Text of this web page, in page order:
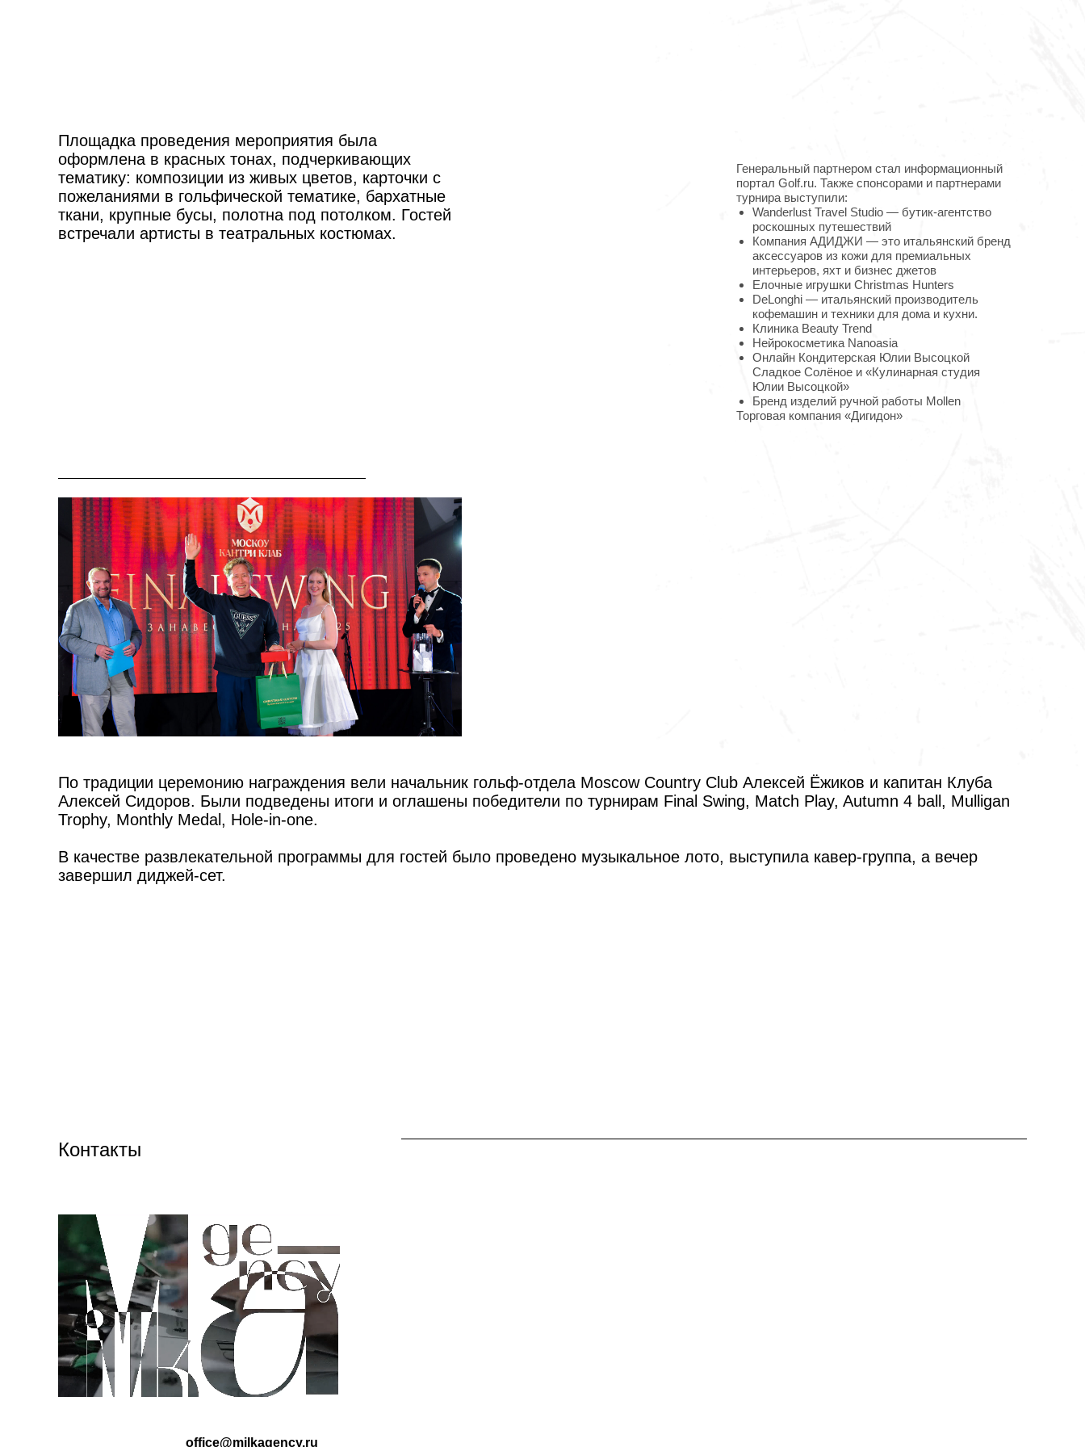
Площадка проведения мероприятия была
оформлена в красных тонах, подчеркивающих
тематику: композиции из живых цветов, карточки с
пожеланиями в гольфической тематике, бархатные
ткани, крупные бусы, полотна под потолком. Гостей
встречали артисты в театральных костюмах.
Генеральный партнером стал информационный
портал Golf.ru. Также спонсорами и партнерами
турнира выступили:
Wanderlust Travel Studio — бутик-агентство
роскошных путешествий
Компания АДИДЖИ — это итальянский бренд
аксессуаров из кожи для премиальных
интерьеров, яхт и бизнес джетов
Елочные игрушки Christmas Hunters
DeLonghi — итальянский производитель
кофемашин и техники для дома и кухни.
Клиника Beauty Trend
Нейрокосметика Nanoasia
Онлайн Кондитерская Юлии Высоцкой
Сладкое Солёное и «Кулинарная студия
Юлии Высоцкой»
Бренд изделий ручной работы Mollen
Торговая компания «Дигидон»
По традиции церемонию награждения вели начальник гольф-отдела Moscow Country Club Алексей Ёжиков и капитан Клуба
Алексей Сидоров. Были подведены итоги и оглашены победители по турнирам Final Swing, Match Play, Autumn 4 ball, Mulligan
Trophy, Monthly Medal, Hole-in-one.
В качестве развлекательной программы для гостей было проведено музыкальное лото, выступила кавер-группа, а вечер
завершил диджей-сет.
Контакты
office@milkagency.ru